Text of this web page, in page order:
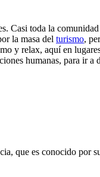
Casi toda la
la masa del turismo,
y relax, aquí en
humanas, para ir
que es conocido por